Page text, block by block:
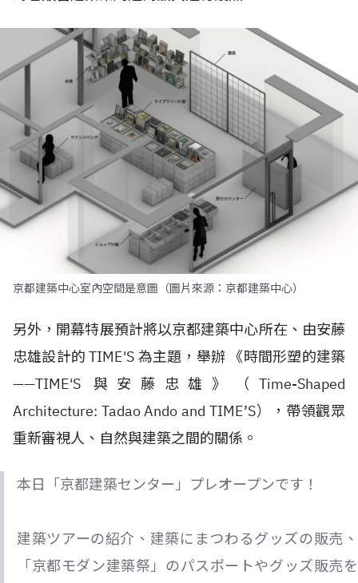
京都建築中心室內空間是意圖（圖片來源：京都建築中心）
另外，開幕特展預計將以京都建築中心所在、由安藤
忠雄設計的 TIME'S 為主題，舉辦 《時間形塑的建築
——TIME'S 與安藤忠雄》（Time-Shaped
Architecture: Tadao Ando and TIME’S），帶領觀眾
重新審視人、自然與建築之間的關係。
本日「京都建築センター」プレオープンです！
建築ツアーの紹介、建築にまつわるグッズの販売、
「京都モダン建築祭」のパスポートやグッズ販売を